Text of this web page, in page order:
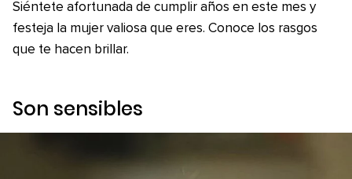
Siéntete afortunada de cumplir años en este mes y
festeja la mujer valiosa que eres. Conoce los rasgos
que te hacen brillar.
Son sensibles